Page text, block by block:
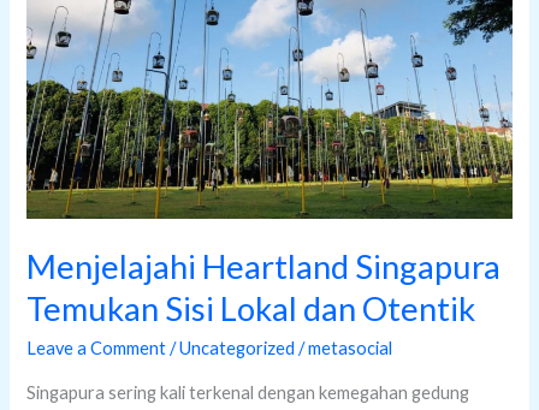
Menjelajahi Heartland Singapura
Temukan Sisi Lokal dan Otentik
Leave a Comment /Uncategorized /metasocial
Singapura sering kali terkenal dengan kemegahan gedung
Lokal
dan
Otentik